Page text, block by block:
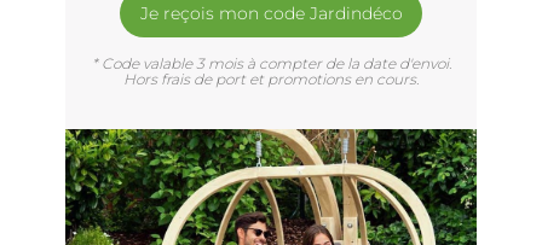
Je reçois mon code Jardindéco
* Code valable 3 mois à compter de la date d'envoi.
Hors frais de port et promotions en cours.